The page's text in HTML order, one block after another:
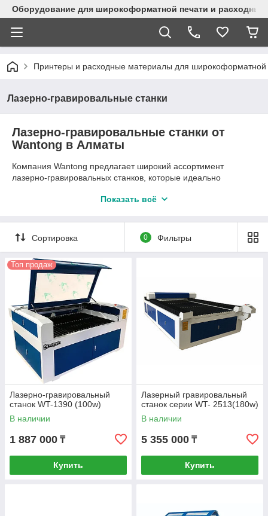
Оборудование для широкоформатной печати и
Принтеры и расходные материалы для широкоформатной
Лазерно-гравировальные станки
Лазерно-гравировальные станки от
Wantong в Алматы
Компания Wantong предлагает широкий ассортимент
лазерно-гравировальных станков, которые идеально
точной гравировкой на различных материалах. Наши
включая производство рекламной продукции, изготовление
сувениров, подарков, а также для нужд промышленности, где
требуется высокая точность и скорость обработки
материалов.
Показать всё
Сортировка 0 Фильтры
Топ продаж
Лазерно-гравировальный
станок WT-1390 (100w)
В наличии
1 887 000 ₸
Купить
Лазерный гравировальный
станок серии WT- 2513(180w)
В наличии
5 355 000 ₸
Купить